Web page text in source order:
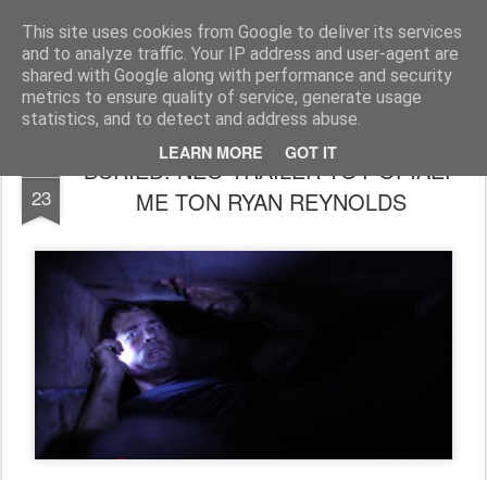
This site uses cookies from Google to deliver its services
and to analyze traffic. Your IP address and user-agent are
shared with Google along with performance and security
metrics to ensure quality of service, generate usage
statistics, and to detect and address abuse.
LEARN MORE GOT IT
FilmBoy
23
BURIED: ΝΕΟ TRAILER ΤΟΥ ΘΡΙΛΕΡ
ΜΕ ΤΟΝ RYAN REYNOLDS